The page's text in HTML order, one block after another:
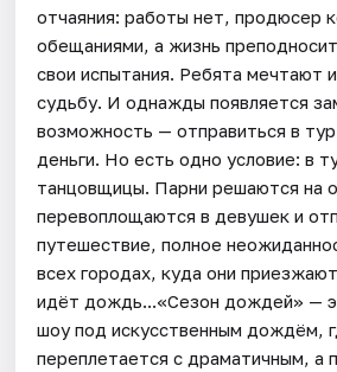
отчаяния: работы нет, продюсер
обещаниями, а жизнь
свои испытания. Ребята мечтают
судьбу. И однажды появляется
возможность — отправиться в
деньги. Но есть одно условие: в
танцовщицы. Парни решаются на
перевоплощаются в девушек и
путешествие, полное
всех городах, куда они
идёт дождь...«Сезон дождей» —
шоу под искусственным дождём,
переплетается с драматичным, а